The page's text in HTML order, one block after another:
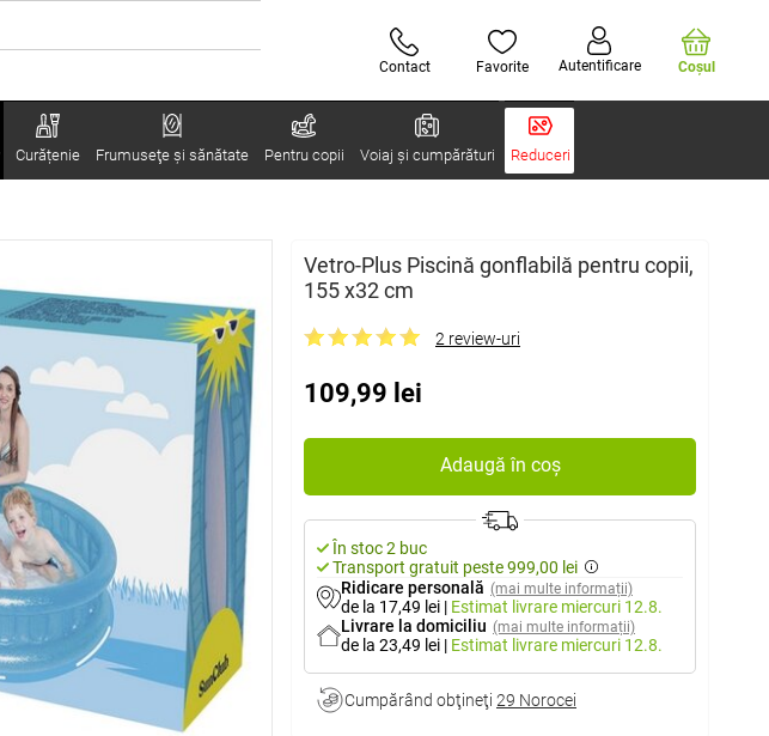
Contact Favorite Autentificare Coşul
Curățenie Frumuseţe şi sănătate Pentru copii Voiaj și cumpărături Reduceri
Vetro-Plus Piscină gonflabilă pentru copii,
155 x32 cm
2 review-uri
109,99 lei
Adaugă în coș
În stoc 2 buc
Transport gratuit peste 999,00 lei
Ridicare personală (mai multe informații)
de la 17,49 lei | Estimat livrare miercuri 12.8.
Livrare la domiciliu (mai multe informații)
de la 23,49 lei | Estimat livrare miercuri 12.8.
Cumpărând obţineţi 29 Norocei